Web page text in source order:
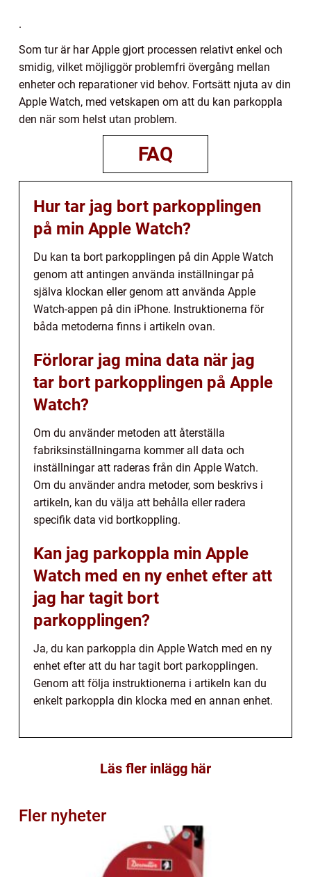
.
Som tur är har Apple gjort processen relativt enkel och
smidig, vilket möjliggör problemfri övergång mellan
enheter och reparationer vid behov. Fortsätt njuta av din
Apple Watch, med vetskapen om att du kan parkoppla
den när som helst utan problem.
FAQ
Hur tar jag bort parkopplingen
på min Apple Watch?
Du kan ta bort parkopplingen på din Apple Watch
genom att antingen använda inställningar på
själva klockan eller genom att använda Apple
Watch-appen på din iPhone. Instruktionerna för
båda metoderna finns i artikeln ovan.
Förlorar jag mina data när jag
tar bort parkopplingen på Apple
Watch?
Om du använder metoden att återställa
fabriksinställningarna kommer all data och
inställningar att raderas från din Apple Watch.
Om du använder andra metoder, som beskrivs i
artikeln, kan du välja att behålla eller radera
specifik data vid bortkoppling.
Kan jag parkoppla min Apple
Watch med en ny enhet efter att
jag har tagit bort
parkopplingen?
Ja, du kan parkoppla din Apple Watch med en ny
enhet efter att du har tagit bort parkopplingen.
Genom att följa instruktionerna i artikeln kan du
enkelt parkoppla din klocka med en annan enhet.
Läs fler inlägg här
Fler nyheter